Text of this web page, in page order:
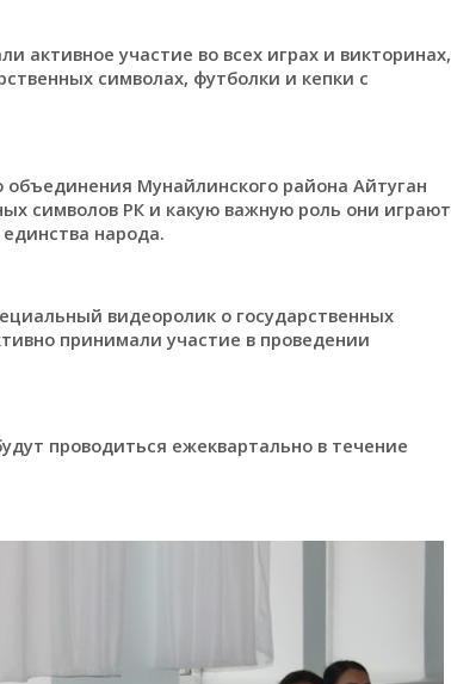
активное участие во всех играх и викторинах,
символах, футболки и кепки с
Мунайлинского района Айтуган
символов РК и какую важную роль они играют
народа.
видеоролик о государственных
принимали участие в проведении
проводиться ежеквартально в течение